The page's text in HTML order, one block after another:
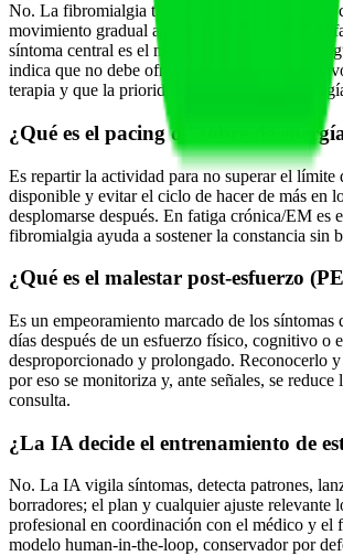
No. La fibromialgia tiene el dolor generalizado
movimiento gradual ayuda. En el síndrome de
síntoma central es el malestar post-esfuerzo: la
indica que no debe ofrecerse ejercicio
terapia y que la prioridad es la gestión de
¿Qué es el pacing o "sobre de
Es repartir la actividad para no superar el límite
disponible y evitar el ciclo de hacer de más en
desplomarse después. En fatiga crónica/EM es
fibromialgia ayuda a sostener la constancia sin
¿Qué es el malestar post-esfuerzo
Es un empeoramiento marcado de los síntomas
días después de un esfuerzo físico, cognitivo o
desproporcionado y prolongado. Reconocerlo
por eso se monitoriza y, ante señales, se reduce
consulta.
¿La IA decide el entrenamiento de
No. La IA vigila síntomas, detecta patrones,
borradores; el plan y cualquier ajuste relevante
profesional en coordinación con el médico y el
modelo human-in-the-loop, conservador por